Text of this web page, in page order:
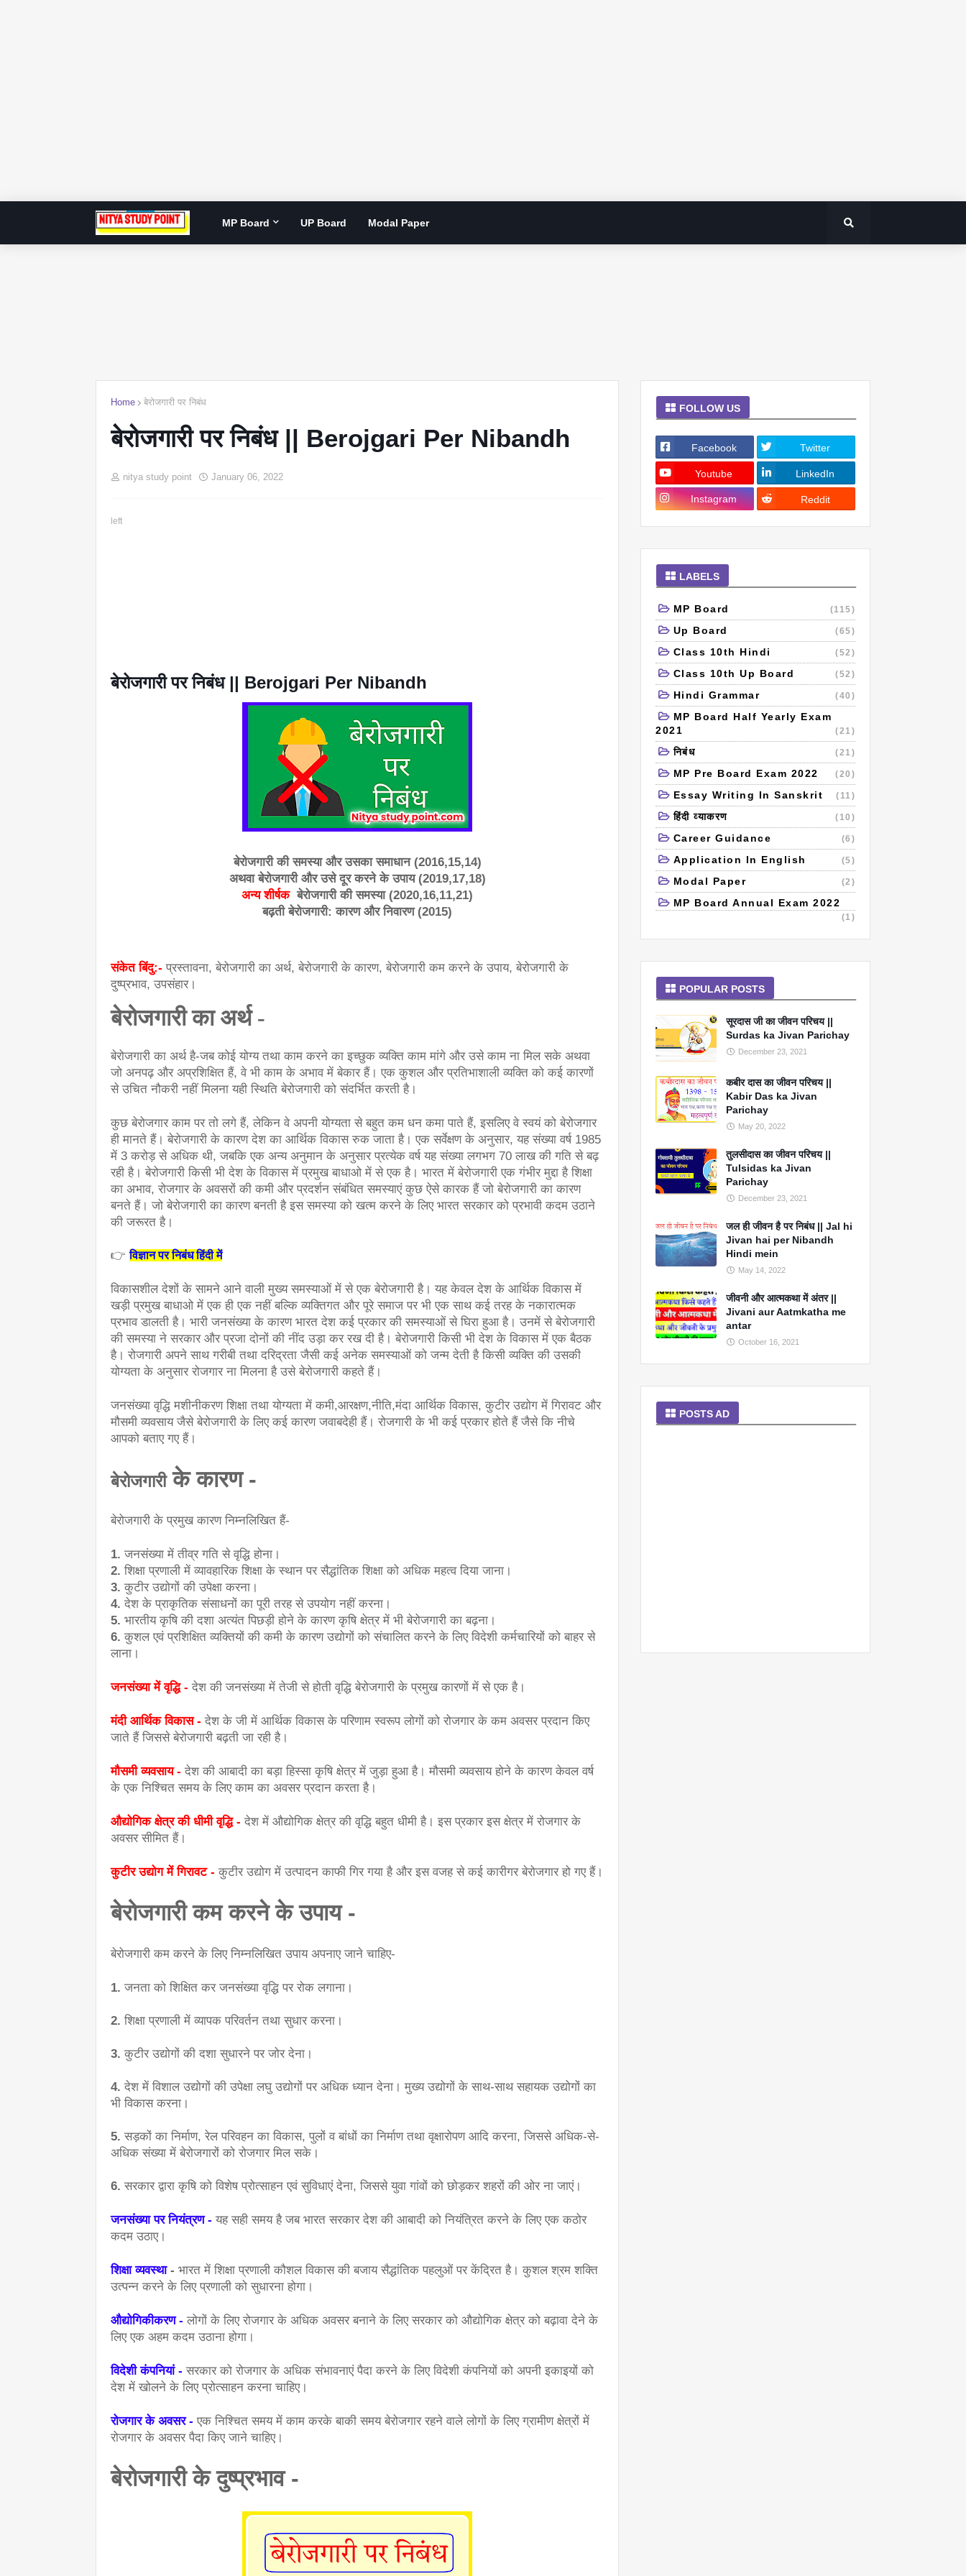
MP Board UP Board Modal Paper
Home बेरोजगारी पर निबंध
बेरोजगारी पर निबंध || Berojgari Per Nibandh
nitya study point January 06, 2022
left
बेरोजगारी पर निबंध || Berojgari Per Nibandh
बेरोजगारी की समस्या और उसका समाधान (2016,15,14)
अथवा बेरोजगारी और उसे दूर करने के उपाय (2019,17,18)
अन्य शीर्षक बेरोजगारी की समस्या (2020,16,11,21)
बढ़ती बेरोजगारी: कारण और निवारण (2015)
संकेत बिंदु:- प्रस्तावना, बेरोजगारी का अर्थ, बेरोजगारी के कारण, बेरोजगारी कम करने के उपाय, बेरोजगारी के
दुष्प्रभाव, उपसंहार।
बेरोजगारी का अर्थ -
बेरोजगारी का अर्थ है-जब कोई योग्य तथा काम करने का इच्छुक व्यक्ति काम मांगे और उसे काम ना मिल सके अथवा
जो अनपढ़ और अप्रशिक्षित हैं, वे भी काम के अभाव में बेकार हैं। एक कुशल और प्रतिभाशाली व्यक्ति को कई कारणों
से उचित नौकरी नहीं मिलना यही स्थिति बेरोजगारी को संदर्भित करती है।
कुछ बेरोजगार काम पर तो लगे हैं, लेकिन वे अपनी योग्यता से बहुत कम धन कमा पाते हैं, इसलिए वे स्वयं को बेरोजगार
ही मानते हैं। बेरोजगारी के कारण देश का आर्थिक विकास रुक जाता है। एक सर्वेक्षण के अनुसार, यह संख्या वर्ष 1985
में 3 करोड़ से अधिक थी, जबकि एक अन्य अनुमान के अनुसार प्रत्येक वर्ष यह संख्या लगभग 70 लाख की गति से बढ़
रही है। बेरोजगारी किसी भी देश के विकास में प्रमुख बाधाओ में से एक है। भारत में बेरोजगारी एक गंभीर मुद्दा है शिक्षा
का अभाव, रोजगार के अवसरों की कमी और प्रदर्शन संबंधित समस्याएं कुछ ऐसे कारक हैं जो बेरोजगारी का कारण
बनते हैं। जो बेरोजगारी का कारण बनती है इस समस्या को खत्म करने के लिए भारत सरकार को प्रभावी कदम उठाने
की जरूरत है।
👉 विज्ञान पर निबंध हिंदी में
विकासशील देशों के सामने आने वाली मुख्य समस्याओं में से एक बेरोजगारी है। यह केवल देश के आर्थिक विकास में
खड़ी प्रमुख बाधाओ में एक ही एक नहीं बल्कि व्यक्तिगत और पूरे समाज पर भी एक साथ कई तरह के नकारात्मक
प्रभाव डालती है। भारी जनसंख्या के कारण भारत देश कई प्रकार की समस्याओं से घिरा हुआ है। उनमें से बेरोजगारी
की समस्या ने सरकार और प्रजा दोनों की नींद उड़ा कर रख दी है। बेरोजगारी किसी भी देश के विकास में एक बैठक
है। रोजगारी अपने साथ गरीबी तथा दरिद्रता जैसी कई अनेक समस्याओं को जन्म देती है किसी व्यक्ति की उसकी
योग्यता के अनुसार रोजगार ना मिलना है उसे बेरोजगारी कहते हैं।
जनसंख्या वृद्धि मशीनीकरण शिक्षा तथा योग्यता में कमी,आरक्षण,नीति,मंदा आर्थिक विकास, कुटीर उद्योग में गिरावट और
मौसमी व्यवसाय जैसे बेरोजगारी के लिए कई कारण जवाबदेही हैं। रोजगारी के भी कई प्रकार होते हैं जैसे कि नीचे
आपको बताए गए हैं।
बेरोजगारीके कारण -
बेरोजगारी के प्रमुख कारण निम्नलिखित हैं-
1. जनसंख्या में तीव्र गति से वृद्धि होना।
2. शिक्षा प्रणाली में व्यावहारिक शिक्षा के स्थान पर सैद्धांतिक शिक्षा को अधिक महत्व दिया जाना।
3. कुटीर उद्योगों की उपेक्षा करना।
4. देश के प्राकृतिक संसाधनों का पूरी तरह से उपयोग नहीं करना।
5. भारतीय कृषि की दशा अत्यंत पिछड़ी होने के कारण कृषि क्षेत्र में भी बेरोजगारी का बढ़ना।
6. कुशल एवं प्रशिक्षित व्यक्तियों की कमी के कारण उद्योगों को संचालित करने के लिए विदेशी कर्मचारियों को बाहर से
लाना।
जनसंख्या में वृद्धि - देश की जनसंख्या में तेजी से होती वृद्धि बेरोजगारी के प्रमुख कारणों में से एक है।
मंदी आर्थिक विकास - देश के जी में आर्थिक विकास के परिणाम स्वरूप लोगों को रोजगार के कम अवसर प्रदान किए
जाते हैं जिससे बेरोजगारी बढ़ती जा रही है।
मौसमी व्यवसाय - देश की आबादी का बड़ा हिस्सा कृषि क्षेत्र में जुड़ा हुआ है। मौसमी व्यवसाय होने के कारण केवल वर्ष
के एक निश्चित समय के लिए काम का अवसर प्रदान करता है।
औद्योगिक क्षेत्र की धीमी वृद्धि - देश में औद्योगिक क्षेत्र की वृद्धि बहुत धीमी है। इस प्रकार इस क्षेत्र में रोजगार के
अवसर सीमित हैं।
कुटीर उद्योग में गिरावट - कुटीर उद्योग में उत्पादन काफी गिर गया है और इस वजह से कई कारीगर बेरोजगार हो गए हैं।
बेरोजगारी कम करने के उपाय -
बेरोजगारी कम करने के लिए निम्नलिखित उपाय अपनाए जाने चाहिए-
1. जनता को शिक्षित कर जनसंख्या वृद्धि पर रोक लगाना।
2. शिक्षा प्रणाली में व्यापक परिवर्तन तथा सुधार करना।
3. कुटीर उद्योगों की दशा सुधारने पर जोर देना।
4. देश में विशाल उद्योगों की उपेक्षा लघु उद्योगों पर अधिक ध्यान देना। मुख्य उद्योगों के साथ-साथ सहायक उद्योगों का
भी विकास करना।
5. सड़कों का निर्माण, रेल परिवहन का विकास, पुलों व बांधों का निर्माण तथा वृक्षारोपण आदि करना, जिससे अधिक-से-
अधिक संख्या में बेरोजगारों को रोजगार मिल सके।
6. सरकार द्वारा कृषि को विशेष प्रोत्साहन एवं सुविधाएं देना, जिससे युवा गांवों को छोड़कर शहरों की ओर ना जाएं।
जनसंख्या पर नियंत्रण - यह सही समय है जब भारत सरकार देश की आबादी को नियंत्रित करने के लिए एक कठोर
कदम उठाए।
शिक्षा व्यवस्था - भारत में शिक्षा प्रणाली कौशल विकास की बजाय सैद्धांतिक पहलुओं पर केंद्रित है। कुशल श्रम शक्ति
उत्पन्न करने के लिए प्रणाली को सुधारना होगा।
औद्योगिकीकरण - लोगों के लिए रोजगार के अधिक अवसर बनाने के लिए सरकार को औद्योगिक क्षेत्र को बढ़ावा देने के
लिए एक अहम कदम उठाना होगा।
विदेशी कंपनियां - सरकार को रोजगार के अधिक संभावनाएं पैदा करने के लिए विदेशी कंपनियों को अपनी इकाइयों को
देश में खोलने के लिए प्रोत्साहन करना चाहिए।
रोजगार के अवसर - एक निश्चित समय में काम करके बाकी समय बेरोजगार रहने वाले लोगों के लिए ग्रामीण क्षेत्रों में
रोजगार के अवसर पैदा किए जाने चाहिए।
बेरोजगारी के दुष्प्रभाव -
FOLLOW US
Facebook Twitter
Youtube LinkedIn
Instagram Reddit
LABELS
MP Board (115)
Up Board (65)
Class 10th Hindi (52)
Class 10th Up Board (52)
Hindi Grammar (40)
MP Board Half Yearly Exam
2021
(21)
निबंध (21)
MP Pre Board Exam 2022 (20)
Essay Writing In Sanskrit (11)
हिंदी व्याकरण (10)
Career Guidance (6)
Application In English (5)
Modal Paper (2)
MP Board Annual Exam 2022
(1)
POPULAR POSTS
सूरदास जी का जीवन परिचय ||
Surdas ka Jivan Parichay
December 23, 2021
कबीर दास का जीवन परिचय ||
Kabir Das ka Jivan
Parichay
May 20, 2022
तुलसीदास का जीवन परिचय ||
Tulsidas ka Jivan
Parichay
December 23, 2021
जल ही जीवन है पर निबंध || Jal hi
Jivan hai per Nibandh
Hindi mein
May 14, 2022
जीवनी और आत्मकथा में अंतर ||
Jivani aur Aatmkatha me
antar
October 16, 2021
POSTS AD